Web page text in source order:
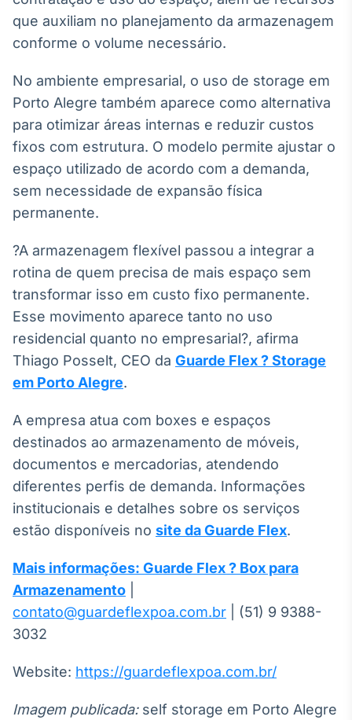
IA
Em breve
Em breve
Gestão de
Investimentos
Em breve
Crédito
Em breve
que auxiliam no planejamento da armazenagem
conforme o volume necessário.
No ambiente empresarial, o uso de storage em
Porto Alegre também aparece como alternativa
para otimizar áreas internas e reduzir custos
fixos com estrutura. O modelo permite ajustar o
espaço utilizado de acordo com a demanda,
sem necessidade de expansão física
permanente.
?A armazenagem flexível passou a integrar a
rotina de quem precisa de mais espaço sem
transformar isso em custo fixo permanente.
Esse movimento aparece tanto no uso
residencial quanto no empresarial?, afirma
Thiago Posselt, CEO da Guarde Flex ? Storage
em Porto Alegre.
A empresa atua com boxes e espaços
destinados ao armazenamento de móveis,
documentos e mercadorias, atendendo
diferentes perfis de demanda. Informações
institucionais e detalhes sobre os serviços
estão disponíveis no site da Guarde Flex.
Mais informações: Guarde Flex ? Box para
Armazenamento
contato@guardeflexpoa.com.br | (51) 9 9388-
3032
Website: https://guardeflexpoa.com.br/
Imagem publicada:self storage em Porto Alegre